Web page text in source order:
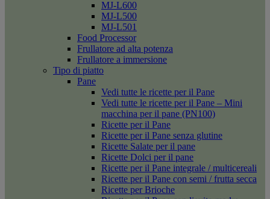
MJ-L600
MJ-L500
MJ-L501
Food Processor
Frullatore ad alta potenza
Frullatore a immersione
Tipo di piatto
Pane
Vedi tutte le ricette per il Pane
Vedi tutte le ricette per il Pane – Mini
macchina per il pane (PN100)
Ricette per il Pane
Ricette per il Pane senza glutine
Ricette Salate per il pane
Ricette Dolci per il pane
Ricette per il Pane integrale / multicereali
Ricette per il Pane con semi / frutta secca
Ricette per Brioche